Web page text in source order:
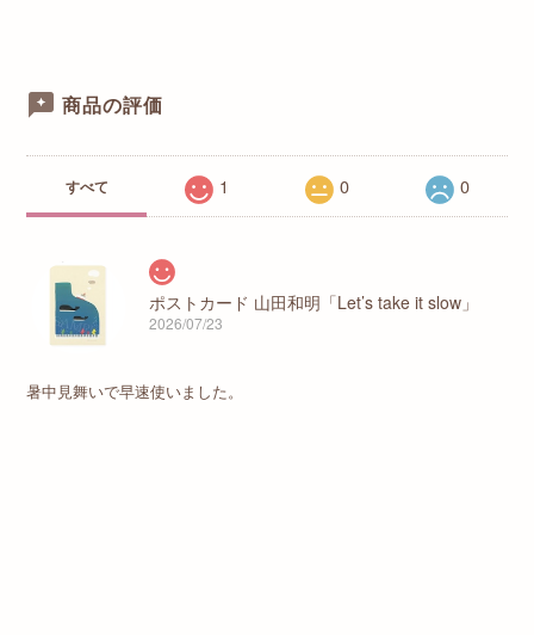
商品の評価
すべて 1 0 0
ポストカード 山田和明「Let’s take it slow」
2026/07/23
暑中見舞いで早速使いました。